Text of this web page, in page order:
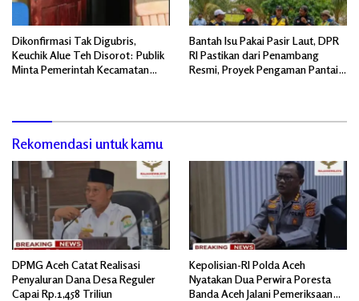
Dikonfirmasi Tak Digubris,
Keuchik Alue Teh Disorot: Publik
Minta Pemerintah Kecamatan
Bantah Isu Pakai Pasir Laut, DPR
RI Pastikan dari Penambang
Resmi, Proyek Pengaman Pantai
Rekomendasi untuk kamu
DPMG Aceh Catat Realisasi
Penyaluran Dana Desa Reguler
Capai Rp.1,458 Triliun
Kepolisian-RI Polda Aceh
Nyatakan Dua Perwira Poresta
Banda Aceh Jalani Pemeriksaan